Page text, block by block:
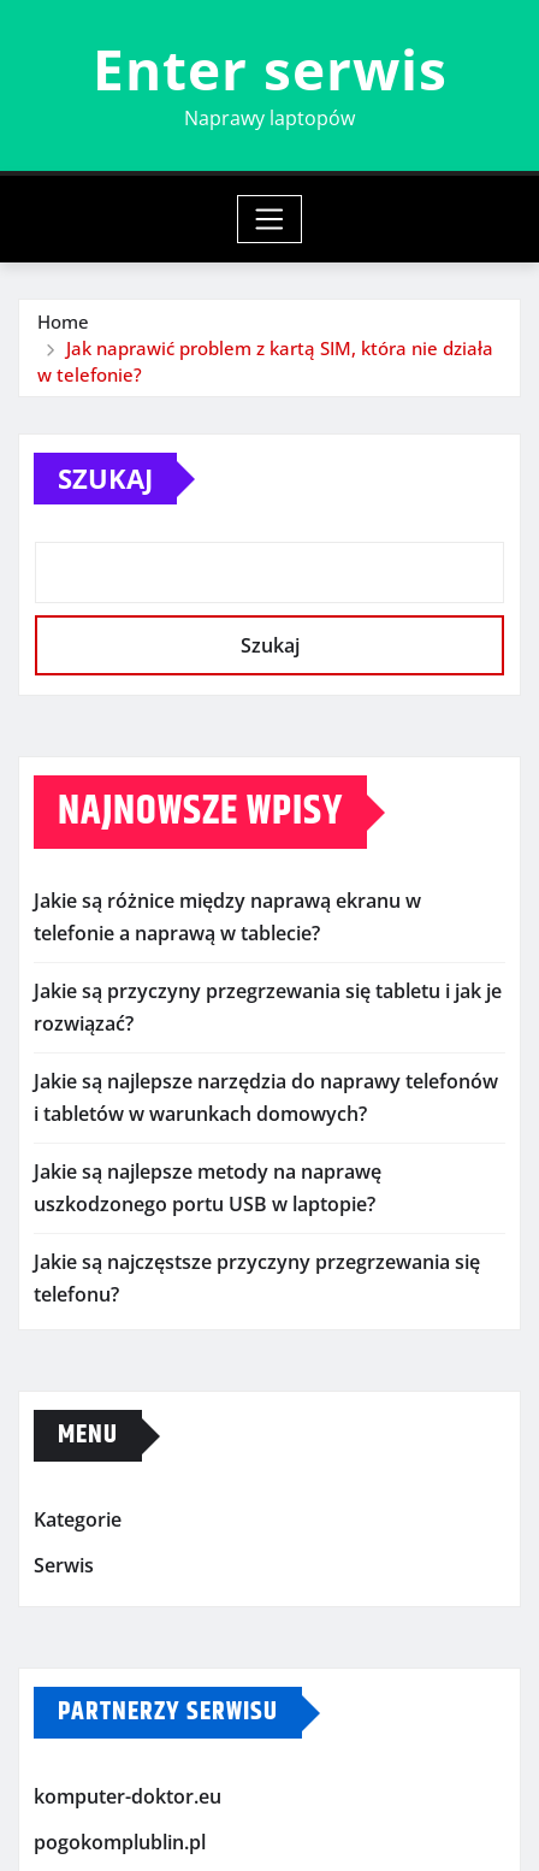
Enter serwis
Naprawy laptopów
Home
Jak naprawić problem z kartą SIM, która nie działa
w telefonie?
SZUKAJ
Szukaj
NAJNOWSZE WPISY
Jakie są różnice między naprawą ekranu w
telefonie a naprawą w tablecie?
Jakie są przyczyny przegrzewania się tabletu i jak je
rozwiązać?
Jakie są najlepsze narzędzia do naprawy telefonów
i tabletów w warunkach domowych?
Jakie są najlepsze metody na naprawę
uszkodzonego portu USB w laptopie?
Jakie są najczęstsze przyczyny przegrzewania się
telefonu?
MENU
Kategorie
Serwis
PARTNERZY SERWISU
komputer-doktor.eu
pogokomplublin.pl